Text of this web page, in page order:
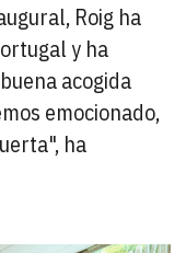
Roig ha
y ha
acogida
emocionado,
ha